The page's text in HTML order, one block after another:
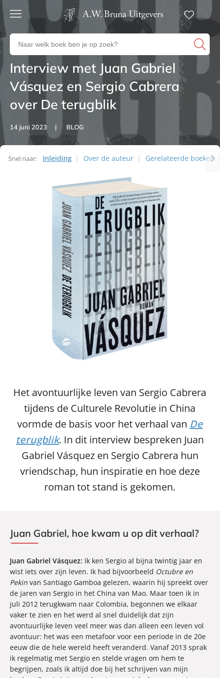
Gratis
verzending
Voor
23:00
besteld,
volgende
werkdag
in huis
Veilig
betalen
Gratis
retourneren
Zoeken
naar
auteurs
en
uitgevers
Artikelen
Interview met Juan Gabriel
Vásquez en Sergio Cabrera
over De terugblik
14 juni 2023 BLOG
Snel naar: Inleiding Over de auteur
Gerelateerde boeken
Het avontuurlijke leven van Sergio Cabrera
tijdens de Culturele Revolutie in China
vormde de basis voor het verhaal van De
terugblik. In dit interview bespreken Juan
Gabriel Vásquez en Sergio Cabrera hun
vriendschap, hun inspiratie en hoe deze
roman tot stand is gekomen.
Juan Gabriel, hoe kwam u op dit verhaal?
Juan Gabriel Vásquez: Ik ken Sergio al bijna twintig jaar en
wist iets over zijn leven. Ik had bijvoorbeeld Octubre en
Pekin van Santiago Gamboa gelezen, waarin hij spreekt over
de jaren van Sergio in het China van Mao. Maar toen ik in
juli 2012 terugkwam naar Colombia, begonnen we elkaar
vaker te zien en het werd al snel duidelijk dat zijn
avontuurlijke leven veel meer was dan alleen een leven vol
avontuur: het was een metafoor voor een periode in de 20e
eeuw die de hele wereld heeft veranderd. Vanaf 2013 sprak
ik regelmatig met Sergio en stelde vragen om hem te
begrijpen, zoals ik altijd doe bij het schrijven van mijn